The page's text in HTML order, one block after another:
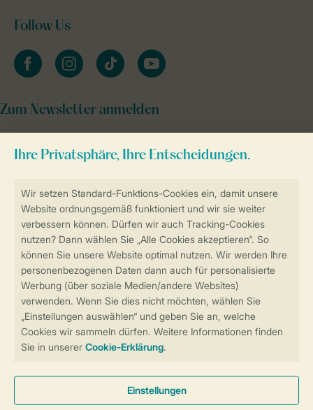
Sicherstellung Deiner Privatsphäre
Sicher und schnell zur Online-Buchung
Sichere Datenübertragung
Sicheres Bezahlen
Follow Us
facebookinstagramtiktok youtube
Zum Newsletter anmelden